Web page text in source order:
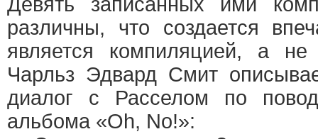
различны, что создается
является компиляцией, а
Чарльз Эдвард Смит
диалог с Расселом по
альбома «Oh, No!»: